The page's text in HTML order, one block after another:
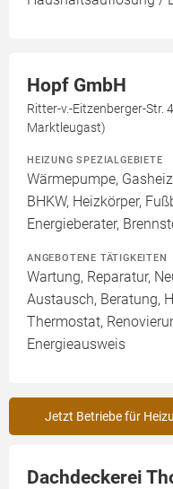
Hopf GmbH
Ritter-v.-Eitzenberger-Str.
Marktleugast)
HEIZUNG SPEZIALGEBIETE
Wärmepumpe,
BHKW, Heizkörper,
Energieberater,
ANGEBOTENE TÄTIGKEITEN
Wartung, Reparatur,
Austausch, Beratung,
Thermostat,
Energieausweis
Jetzt Betriebe für
Dachdeckerei